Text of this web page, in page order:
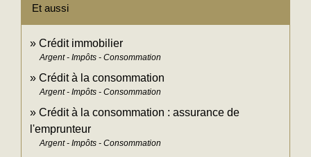
Et aussi
Crédit immobilier
Argent - Impôts - Consommation
Crédit à la consommation
Argent - Impôts - Consommation
Crédit à la consommation : assurance de
l'emprunteur
Argent - Impôts - Consommation